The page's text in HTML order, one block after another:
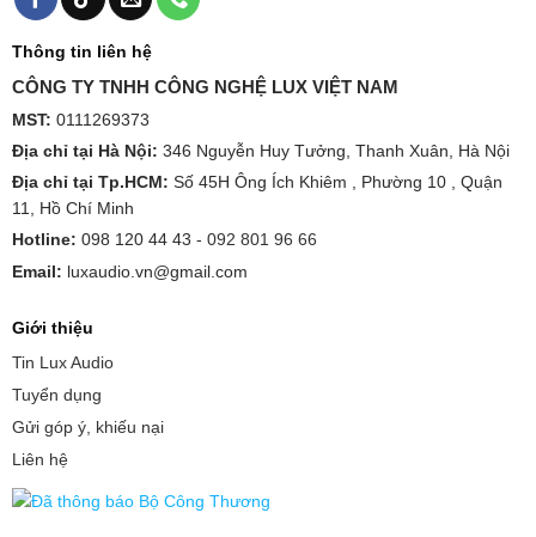
Thông tin liên hệ
CÔNG TY TNHH CÔNG NGHỆ LUX VIỆT NAM
MST: 0111269373
Địa chỉ tại Hà Nội: 346 Nguyễn Huy Tưởng, Thanh Xuân, Hà Nội
Địa chỉ tại Tp.HCM: Số 45H Ông Ích Khiêm , Phường 10 , Quận
11, Hồ Chí Minh
Hotline: 098 120 44 43 - 092 801 96 66
Email: luxaudio.vn@gmail.com
Giới thiệu
Tin Lux Audio
Tuyển dụng
Gửi góp ý, khiếu nại
Liên hệ